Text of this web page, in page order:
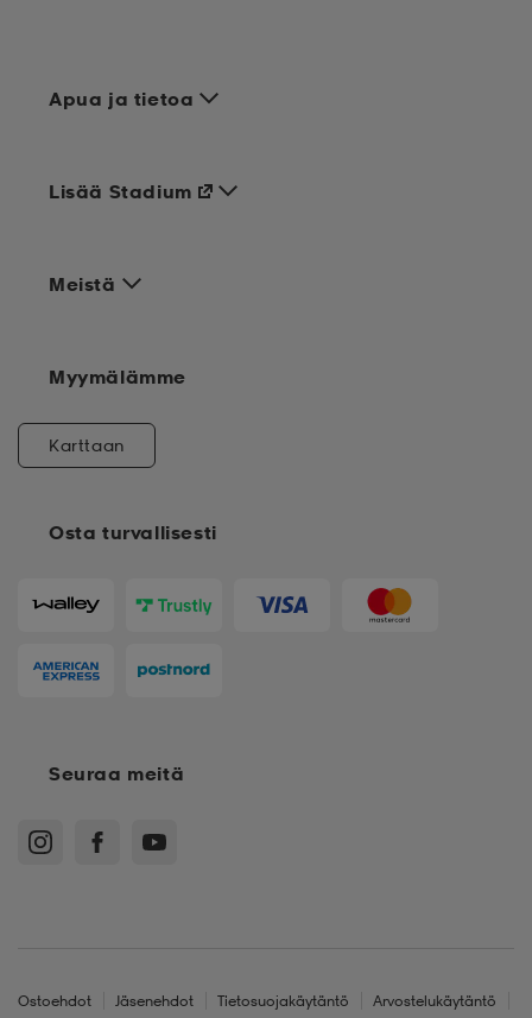
Apua ja tietoa
Meistä
Osta turvallisesti
Lisää Stadium
Myymälämme
Karttaan
Seuraa meitä
Ostoehdot Jäsenehdot Tietosuojakäytäntö Arvostelukäytäntö